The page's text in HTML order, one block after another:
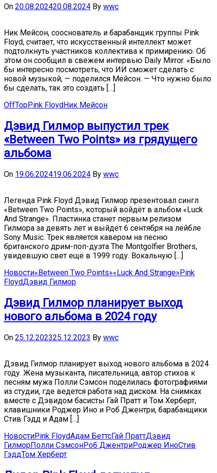
On 20.08.202420.08.2024 By wwc
Ник Мейсон, сооснователь и барабанщик группы Pink
Floyd, считает, что искусственный интеллект может
подтолкнуть участников коллектива к примирению. Об
этом он сообщил в свежем интервью Daily Mirror. «Было
бы интересно посмотреть, что ИИ сможет сделать с
новой музыкой, — поделился Мейсон. — Что нужно было
бы сделать, так это создать […]
OffTopPink Floyd Ник Мейсон
Дэвид Гилмор выпустил трек
«Between Two Points» из грядущего
альбома
On 19.06.202419.06.2024 By wwc
Легенда Pink Floyd Дэвид Гилмор презентовал сингл
«Between Two Points», который войдёт в альбом «Luck
And Strange». Пластинка станет первым релизом
Гилмора за девять лет и выйдет 6 сентября на лейбле
Sony Music. Трек является кавером на песню
британского дрим-поп-дуэта The Montgolfier Brothers,
увидевшую свет ещё в 1999 году. Вокальную […]
Новости«Between Two Points»«Luck And Strange»Pink
FloydДэвид Гилмор
Дэвид Гилмор планирует выход
нового альбома в 2024 году
On 25.12.202325.12.2023 By wwc
Дэвид Гилмор планирует выход нового альбома в 2024
году. Жена музыканта, писательница, автор стихов к
песням мужа Полли Сэмсон поделилась фотографиями
из студии, где ведется работа над диском. На снимках
вместе с Дэвидом басисты Гай Пратт и Том Херберт,
клавишники Роджер Ино и Роб Джентри, барабанщики
Стив Гэдд и Адам […]
НовостиPink FloydАдам БеттсГай ПраттДэвид
ГилморПолли СэмсонРоб ДжентриРоджер ИноСтив
ГэддТом Херберт